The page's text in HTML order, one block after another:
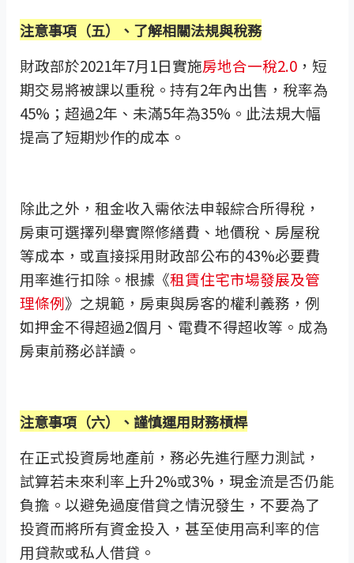
注意事項（五）、了解相關法規與稅務
財政部於2021年7月1日實施房地合一稅2.0 ，短
期交易將被課以重稅。持有2年內出售，稅率為
45%；超過2年、未滿5年為35%。此法規大幅
提高了短期炒作的成本。
除此之外，租金收入需依法申報綜合所得稅，
房東可選擇列舉實際修繕費、地價稅、房屋稅
等成本，或直接採用財政部公布的43%必要費
用率進行扣除。根據《租賃住宅市場發展及管
理條例》之規範，房東與房客的權利義務，例
如押金不得超過2個月、電費不得超收等。成為
房東前務必詳讀。
注意事項（六）、謹慎運用財務槓桿
在正式投資房地產前，務必先進行壓力測試，
試算若未來利率上升2%或3%，現金流是否仍能
負擔。以避免過度借貸之情況發生，不要為了
投資而將所有資金投入，甚至使用高利率的信
用貸款或私人借貸。